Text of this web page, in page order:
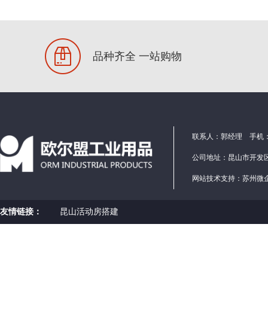
品种齐全 一站购物
联系人：郭经理 手机
公司地址：昆山市开
网站技术支持： 苏州微
友情链接： 昆山活动房搭建